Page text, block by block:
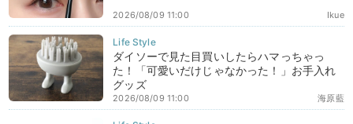
Ikue
2026/08/09 11:00
ダイソーで見た目買いしたらハマっちゃっ
た！「可愛いだけじゃなかった！」お手入れ
グッズ
海原藍
2026/08/09 11:00